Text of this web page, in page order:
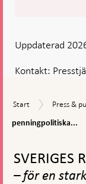
Kontakt:
Uppdaterad
Start
Start
Press
publicerat
Press &
penningpolitiska...
toppnavigation
SVERIGES
– för en